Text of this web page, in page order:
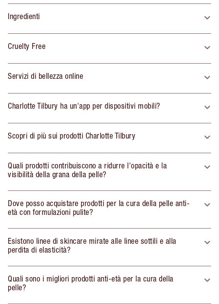
Ingredienti
Cruelty Free
Servizi di bellezza online
Charlotte Tilbury ha un'app per dispositivi mobili?
Scopri di più sui prodotti Charlotte Tilbury
Quali prodotti contribuiscono a ridurre l'opacità e la
visibilità della grana della pelle?
Dove posso acquistare prodotti per la cura della pelle anti-
età con formulazioni pulite?
Esistono linee di skincare mirate alle linee sottili e alla
perdita di elasticità?
Quali sono i migliori prodotti anti-età per la cura della
pelle?